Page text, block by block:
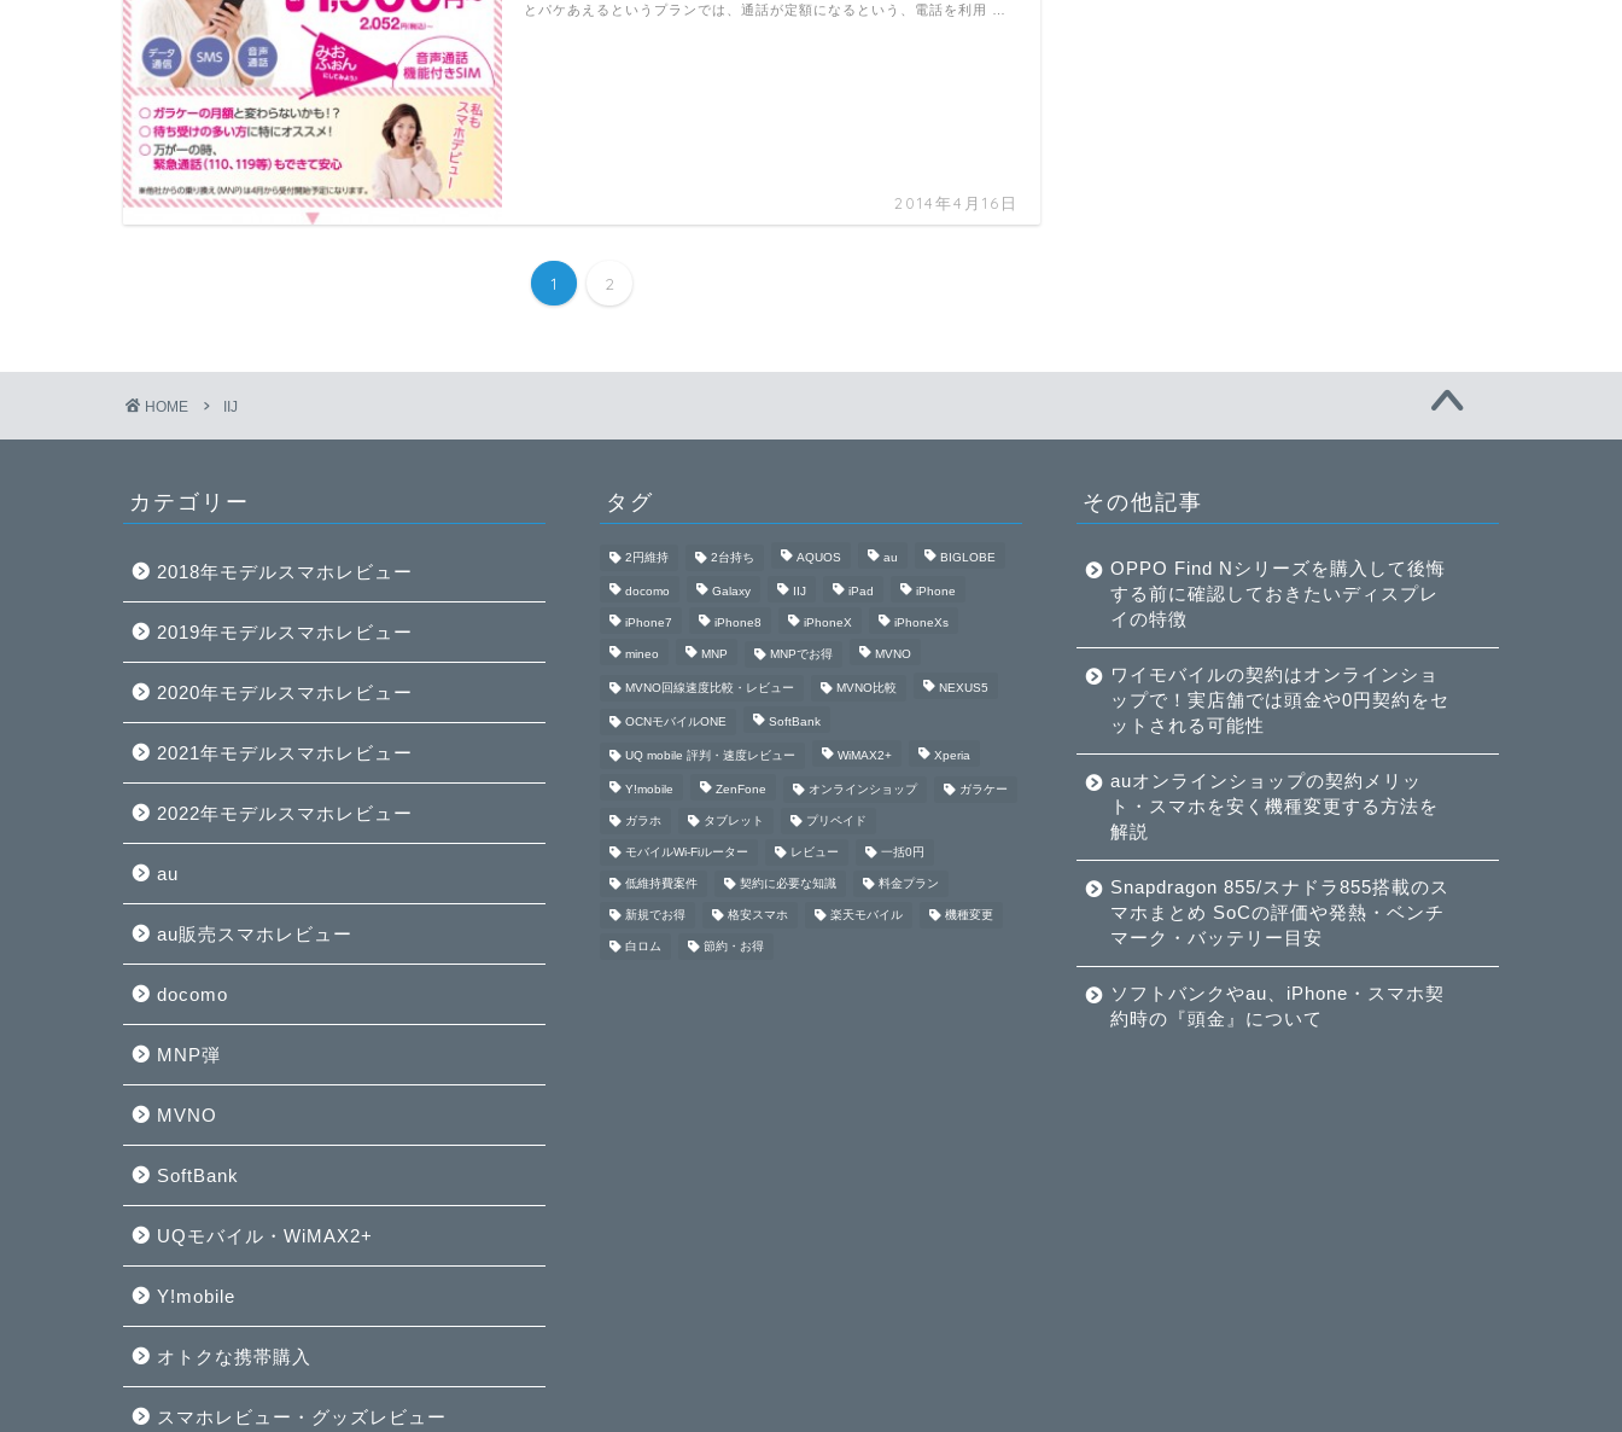
2014年4月16日
とパケあえるというプランでは、通話が定額になるという、電話を利用 …
1 2
HOME IIJ
カテゴリー
2018年モデルスマホレビュー
2019年モデルスマホレビュー
2020年モデルスマホレビュー
2021年モデルスマホレビュー
2022年モデルスマホレビュー
au
au販売スマホレビュー
docomo
MNP弾
MVNO
SoftBank
UQモバイル・WiMAX2+
Y!mobile
オトクな携帯購入
スマホレビュー・グッズレビュー
タグ
2円維持 2台持ち AQUOS au BIGLOBE
docomo Galaxy IIJ iPad iPhone
iPhone7 iPhone8 iPhoneX iPhoneXs
mineo MNP MNPでお得 MVNO
MVNO回線速度比較・レビュー MVNO比較 NEXUS5
OCNモバイルONE SoftBank
UQ mobile 評判・速度レビュー WiMAX2+ Xperia
Y!mobile ZenFone オンラインショップ ガラケー
ガラホ タブレット プリペイド
モバイルWi-Fiルーター レビュー 一括0円
低維持費案件 契約に必要な知識 料金プラン
新規でお得 格安スマホ 楽天モバイル 機種変更
白ロム 節約・お得
その他記事
OPPO Find Nシリーズを購入して後悔
する前に確認しておきたいディスプレ
イの特徴
ワイモバイルの契約はオンラインショ
ップで！実店舗では頭金や0円契約をセ
ットされる可能性
auオンラインショップの契約メリッ
ト・スマホを安く機種変更する方法を
解説
Snapdragon 855/スナドラ855搭載のス
マホまとめ SoCの評価や発熱・ベンチ
マーク・バッテリー目安
ソフトバンクやau、iPhone・スマホ契
約時の『頭金』について